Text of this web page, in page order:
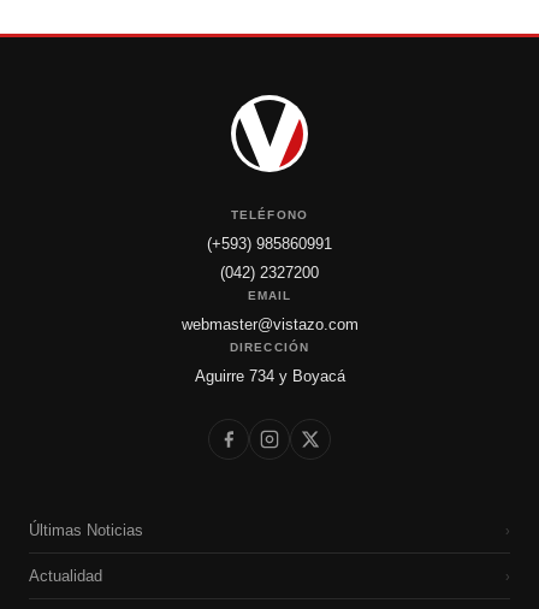
TELÉFONO
(+593) 985860991
(042) 2327200
EMAIL
webmaster@vistazo.com
DIRECCIÓN
Aguirre 734 y Boyacá
Últimas Noticias ›
Actualidad ›